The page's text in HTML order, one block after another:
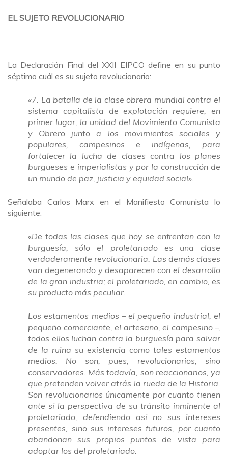
EL SUJETO REVOLUCIONARIO
La Declaración Final del XXII EIPCO define en su punto
séptimo cuál es su sujeto revolucionario:
«7. La batalla de la clase obrera mundial contra el
sistema capitalista de explotación requiere, en
primer lugar, la unidad del Movimiento Comunista
y Obrero junto a los movimientos sociales y
populares, campesinos e indígenas, para
fortalecer la lucha de clases contra los planes
burgueses e imperialistas y por la construcción de
un mundo de paz, justicia y equidad social»
Señalaba Carlos Marx en el Manifiesto Comunista lo
siguiente:
«De todas las clases que hoy se enfrentan con la
burguesía, sólo el proletariado es una clase
verdaderamente revolucionaria. Las demás clases
van degenerando y desaparecen con el desarrollo
de la gran industria; el proletariado, en cambio, es
su producto más peculiar.
Los estamentos medios – el pequeño industrial, el
pequeño comerciante, el artesano, el campesino –,
todos ellos luchan contra la burguesía para salvar
de la ruina su existencia como tales estamentos
medios. No son, pues, revolucionarios, sino
conservadores. Más todavía, son reaccionarios, ya
que pretenden volver atrás la rueda de la Historia.
Son revolucionarios únicamente por cuanto tienen
ante sí la perspectiva de su tránsito inminente al
proletariado, defendiendo así no sus intereses
presentes, sino sus intereses futuros, por cuanto
abandonan sus propios puntos de vista para
adoptar los del proletariado.